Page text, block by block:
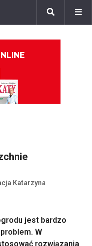
Katarzyna
jest bardzo
W
rozwiązania